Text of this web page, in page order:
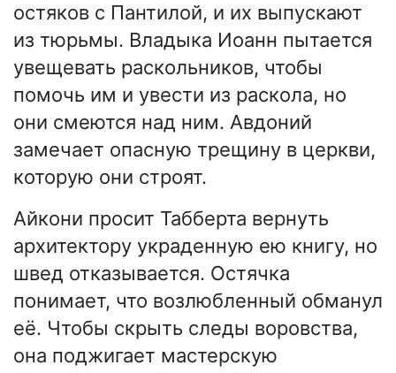
остяков с Пантилой, и их выпускают
из тюрьмы. Владыка Иоанн пытается
увещевать раскольников, чтобы
помочь им и увести из раскола, но
они смеются над ним. Авдоний
замечает опасную трещину в церкви,
которую они строят.
Айкони просит Табберта вернуть
архитектору украденную ею книгу, но
швед отказывается. Остячка
понимает, что возлюбленный обманул
её. Чтобы скрыть следы воровства,
она поджигает мастерскую